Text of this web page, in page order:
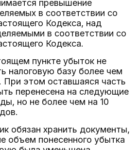
превышение
в соответствии со
Кодекса, над
в соответствии со
Кодекса.
пункте убыток не
налоговую базу более чем
При этом оставшаяся часть
перенесена на следующие
но не более чем на 10
обязан хранить документы,
объем понесенного убытка